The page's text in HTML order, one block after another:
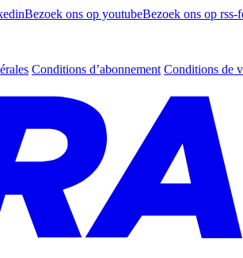
Bezoek ons op youtubeBezoek ons op rss-
Conditions d’abonnement Conditions de